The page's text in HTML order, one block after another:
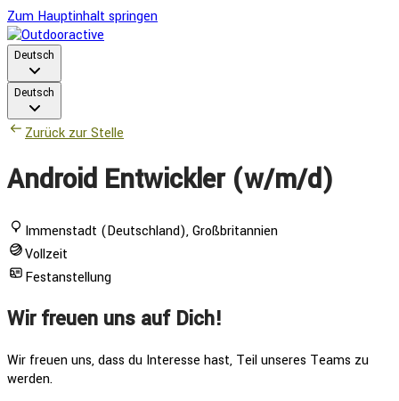
Zum Hauptinhalt springen
Deutsch
Deutsch
Zurück zur Stelle
Android Entwickler (w/m/d)
Immenstadt (Deutschland), Großbritannien
Vollzeit
Festanstellung
Wir freuen uns auf Dich!
Wir freuen uns, dass du Interesse hast, Teil unseres Teams zu
werden.